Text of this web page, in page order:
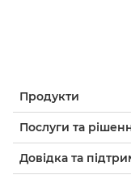
Продукти
Послуги та
Довідка та